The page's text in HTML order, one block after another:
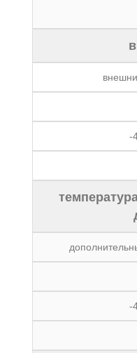
-
-